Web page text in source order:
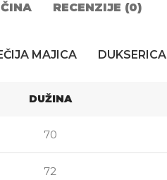
RECENZIJE (0)
MAJICA DUKSERICA
DUŽINA
70
72